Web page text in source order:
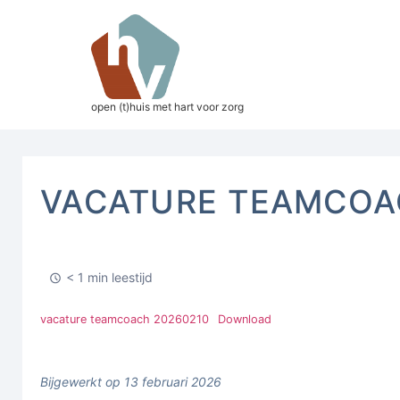
open (t)huis met hart voor zorg
VACATURE
< 1 min leestijd
vacature teamcoach 20260210 Download
Bijgewerkt op 13 februari 2026